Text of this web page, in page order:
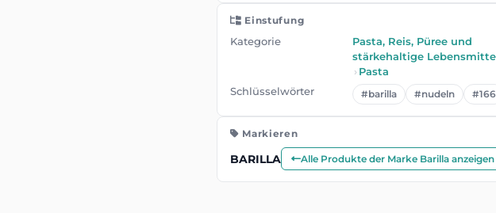
Einstufung
Kategorie
Pasta, Reis, Püree und
stärkehaltige
› Pasta
Schlüsselwörter
#barilla #nudeln #166
Markieren
BARILLA Alle Produkte der Marke Barilla anzeigen